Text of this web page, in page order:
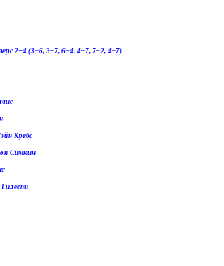
2–4 (3–6, 3–7, 6–4, 4–7, 7–2, 4–7)
Кребс
Симкин